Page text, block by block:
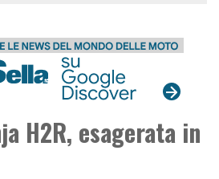
H2R, esagerata in